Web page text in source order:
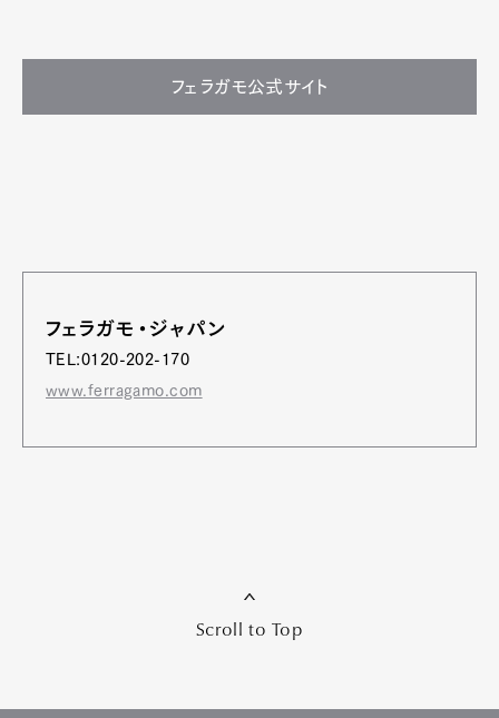
フェラガモ公式サイト
フェラガモ・ジャパン
TEL:0120-202-170
www.ferragamo.com
Scroll to Top